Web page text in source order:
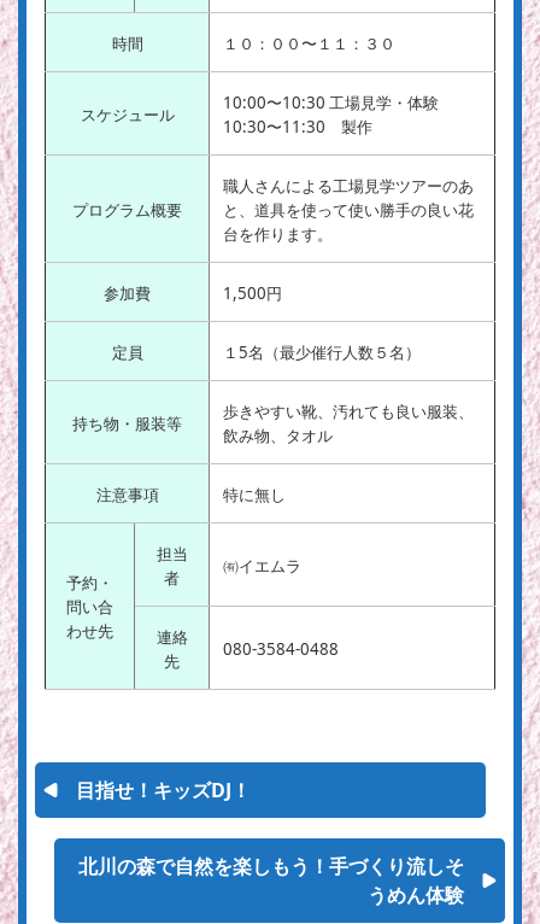
時間 １０：００〜１１：３０
スケジュール
10:00〜10:30 工場見学・体験
10:30〜11:30 製作
プログラム概要
職人さんによる工場見学ツアーのあ
と、道具を使って使い勝手の良い花
台を作ります。
参加費 1,500円
定員 １5名（最少催行人数５名）
持ち物・服装等
歩きやすい靴、汚れても良い服装、
飲み物、タオル
注意事項 特に無し
予約・
問い合
わせ先
担当
者
㈲イエムラ
連絡
先
080-3584-0488
目指せ！キッズDJ！
北川の森で自然を楽しもう！手づくり流しそ
うめん体験